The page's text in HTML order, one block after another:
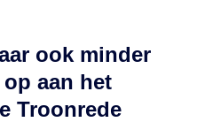
ook minder
aan het
Troonrede